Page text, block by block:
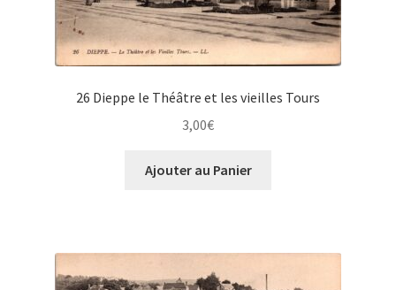
26 Dieppe le Théâtre et les vieilles Tours
3,00€
Ajouter au Panier